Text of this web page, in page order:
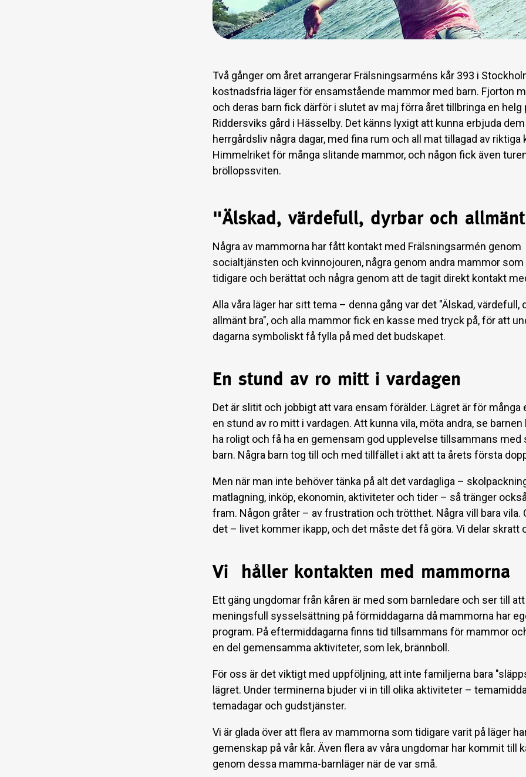
Två gånger om året arrangerar Frälsningsarméns kår 393 i
kostnadsfria läger för ensamstående mammor med barn. Fjorton
och deras barn fick därför i slutet av maj förra året tillbringa en helg
Riddersviks gård i Hässelby. Det känns lyxigt att kunna erbjuda dem
herrgårdsliv några dagar, med fina rum och all mat tillagad av riktiga
Himmelriket för många slitande mammor, och någon fick även
bröllopssviten.
"Älskad, värdefull, dyrbar och
Några av mammorna har fått kontakt med Frälsningsarmén genom
socialtjänsten och kvinnojouren, några genom andra mammor som
tidigare och berättat och några genom att de tagit direkt kontakt
Alla våra läger har sitt tema – denna gång var det "Älskad, värdefull,
allmänt bra", och alla mammor fick en kasse med tryck på, för att
dagarna symboliskt få fylla på med det budskapet.
En stund av ro mitt i vardagen
Det är slitit och jobbigt att vara ensam förälder. Lägret är för många
en stund av ro mitt i vardagen. Att kunna vila, möta andra, se barnen
ha roligt och få ha en gemensam god upplevelse tillsammans med
barn. Några barn tog till och med tillfället i akt att ta årets första
Men när man inte behöver tänka på alt det vardagliga –
matlagning, inköp, ekonomin, aktiviteter och tider – så tränger
fram. Någon gråter – av frustration och trötthet. Några vill bara vila.
det – livet kommer ikapp, och det måste det få göra. Vi delar skratt
Vi håller kontakten med mammorna
Ett gäng ungdomar från kåren är med som barnledare och ser till
meningsfull sysselsättning på förmiddagarna då mammorna har
program. På eftermiddagarna finns tid tillsammans för mammor
en del gemensamma aktiviteter, som lek, brännboll.
För oss är det viktigt med uppföljning, att inte familjerna bara
lägret. Under terminerna bjuder vi in till olika aktiviteter –
temadagar och gudstjänster.
Vi är glada över att flera av mammorna som tidigare varit på läger
gemenskap på vår kår. Även flera av våra ungdomar har kommit till
genom dessa mamma-barnläger när de var små.